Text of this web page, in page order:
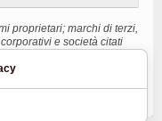
proprietari; marchi di terzi,
e società citati
scopo esplicativo ed a
di violazione dei diritti di